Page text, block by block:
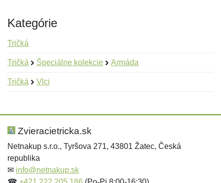
Kategórie
Tričká
Tričká Špeciálne kolekcie Armáda
Tričká Vlci
Hodnotenie:
Meno:*
Meno:
E-mail:*
Zvieracietricka.sk
Netnakup s.r.o., Tyršova 271, 43801 Žatec, Česká
republika
✉ info@netnakup.sk